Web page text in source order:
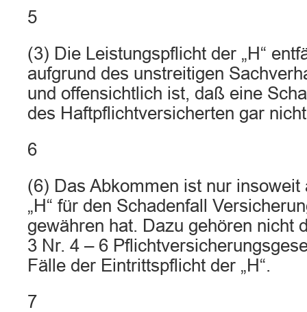
5
(3) Die Leistungspflicht der „H“
aufgrund des unstreitigen
und offensichtlich ist, daß eine
des Haftpflichtversicherten gar
6
(6) Das Abkommen ist nur insoweit
„H“ für den Schadenfall
gewähren hat. Dazu gehören nicht
3 Nr. 4 – 6
Fälle der Eintrittspflicht der „H“.
7